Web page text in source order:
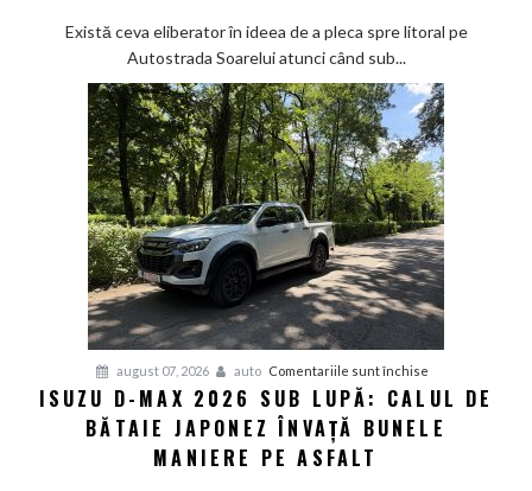
Un
flagship
hibrid
care
este
companion
perfect
în
drumul
Există ceva eliberator în ideea de a pleca spre litoral pe
Autostrada Soarelui atunci când sub...
august 07, 2026 auto Comentariile sunt închise
Isuzu
D-
ISUZU D-MAX 2026 SUB LUPĂ: CALUL DE
BĂTAIE JAPONEZ ÎNVAȚĂ BUNELE
MANIERE PE ASFALT